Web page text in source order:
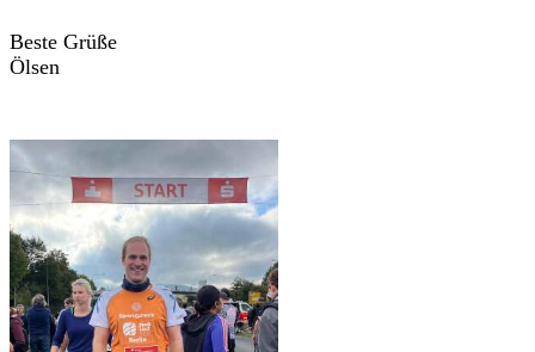
Beste Grüße
Ölsen